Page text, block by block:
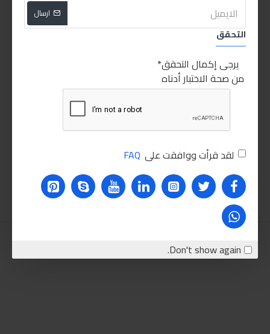
ارسال
التحقق
يرجى إكمال التحقق
من صحة الاختبار أدناه
لقد قرأت ووافقت على FAQ
Don't show again.
غير متوفر
2,150.00LE
اضافة للسلة
HOT للاسف غير متوفر حاليا
اضافة للسلة